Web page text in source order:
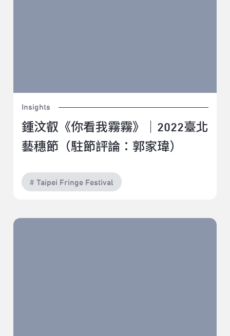
Insights
鍾汶叡《你看我霧霧》｜2022臺北
藝穗節（駐節評論：郭家瑋）
# Taipei Fringe Festival
簡莉紋《做個夢給你》｜2022臺北藝穗節（青穗觀察：